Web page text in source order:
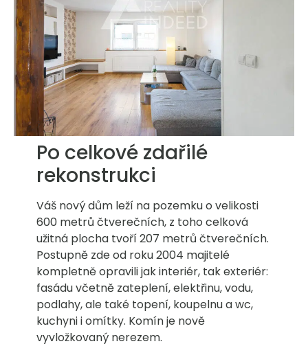
Po celkové zdařilé
rekonstrukci
Váš nový dům leží na pozemku o velikosti
600 metrů čtverečních, z toho celková
užitná plocha tvoří 207 metrů čtverečních.
Postupně zde od roku 2004 majitelé
kompletně opravili jak interiér, tak exteriér:
fasádu včetně zateplení, elektřinu, vodu,
podlahy, ale také topení, koupelnu a wc,
kuchyni i omítky. Komín je nově
vyvložkovaný nerezem.